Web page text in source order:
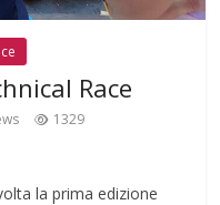
Race
1329
la prima edizione